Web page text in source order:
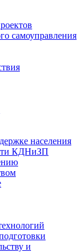
самоуправления
населения
КДНиЗП
и